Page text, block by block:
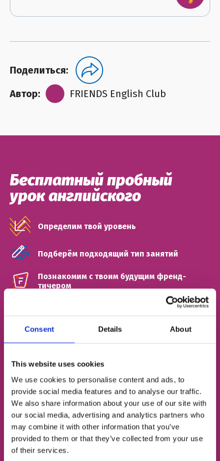
Consent Details About
This website uses cookies
We use cookies to personalise content and ads, to
provide social media features and to analyse our traffic.
We also share information about your use of our site with
our social media, advertising and analytics partners who
may combine it with other information that you’ve
provided to them or that they’ve collected from your use
of their services.
Поделиться:
Автор:
FRIENDS English Club
Бесплатный пробный
урок английского
Определим твой уровень
Подберём подходящий тип занятий
Познакомим с твоим будущим френд-
тичером
ЭЛЕКТРОННАЯ ПОЧТА
политикой конфиденциальности